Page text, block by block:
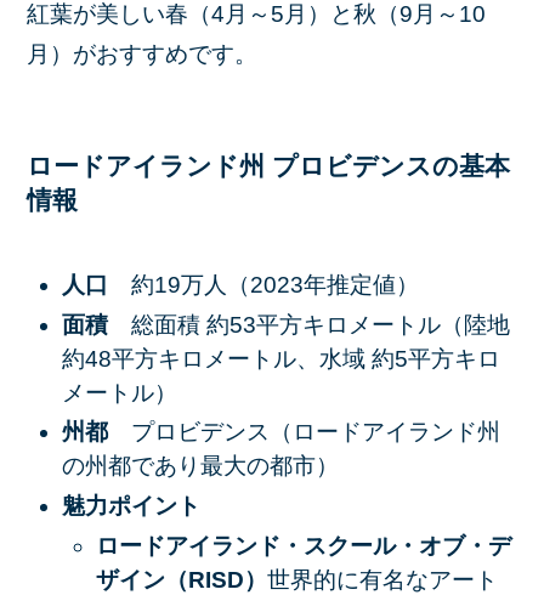
紅葉が美しい春（4月～5月）と秋（9月～10
月）がおすすめです。
ロードアイランド州 プロビデンスの基本
情報
人口 約19万人（2023年推定値）
面積 総面積 約53平方キロメートル（陸地
約48平方キロメートル、水域 約5平方キロ
メートル）
州都 プロビデンス（ロードアイランド州
の州都であり最大の都市）
魅力ポイント
ロードアイランド・スクール・オブ・デ
ザイン（RISD） 世界的に有名なアート